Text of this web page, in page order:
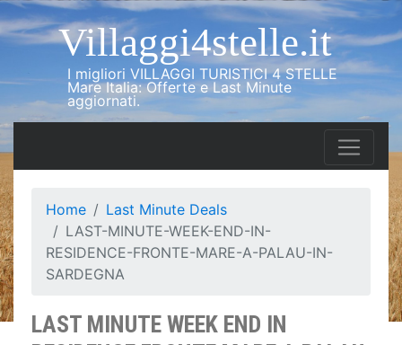
Villaggi4stelle.it
I migliori VILLAGGI TURISTICI 4 STELLE
Mare Italia: Offerte e Last Minute
aggiornati.
Home
Last Minute Deals
LAST-MINUTE-WEEK-END-IN-
RESIDENCE-FRONTE-MARE-A-PALAU-IN-
SARDEGNA
LAST MINUTE WEEK END IN